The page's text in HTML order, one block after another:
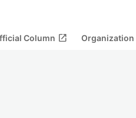
Column open_in_new Organization